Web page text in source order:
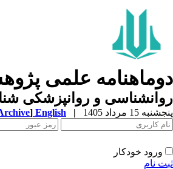
علمی
و روانپزشکی
15 مرداد 1405 |
English
[Archive]
ورود خودکار
نام